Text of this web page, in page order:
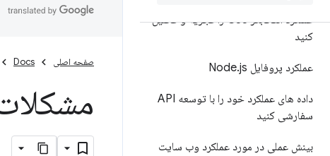
عملکرد انتخابگر CSS را تجزیه و تحلیل
کنید
عملکرد پروفایل Node .js
داده های عملکرد خود را با توسعه API
سفارشی کنید
بینش عملی در مورد عملکرد وب سایت
صفحه اصلی Docs